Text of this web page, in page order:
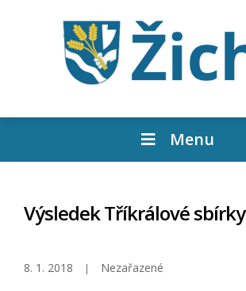
Menu
Výsledek Tříkrálové sbírky
8. 1. 2018 Nezařazené